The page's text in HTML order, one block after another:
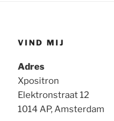
VIND MIJ
Adres
Xpositron
Elektronstraat 12
1014 AP, Amsterdam